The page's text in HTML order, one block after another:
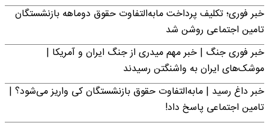
خبر فوری؛ تکلیف پرداخت مابه‌التفاوت حقوق دوماهه بازنشستگان
تامین اجتماعی روشن شد
خبر فوری جنگ | خبر مهم میدری از جنگ ایران و آمریکا |
موشک‌های ایران به واشنگتن رسیدند
خبر داغ رسید | مابه‌التفاوت حقوق بازنشستگان کی واریز می‌شود؟ |
تامین اجتماعی پاسخ داد!